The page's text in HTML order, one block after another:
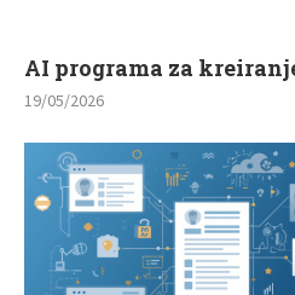
AI programa za
19/05/2026